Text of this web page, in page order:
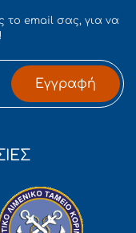
το email σας, για να
Εγγραφή